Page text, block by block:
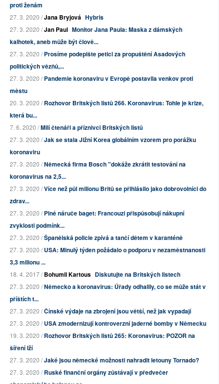
proti ženám
27. 3. 2020 /Jana Bryjová Hybris
27. 3. 2020 /Jan Paul Monitor Jana Paula: Maska z dámských
kalhotek, aneb může být člově...
27. 3. 2020 /Prosíme podepište petici za propuštění Asadových
politických vězňů,...
27. 3. 2020 /Pandemie koronaviru v Evropě postavila venkov proti
městu
20. 3. 2020 /Rozhovor Britských listů 266. Koronavirus: Tohle je krize,
která bu...
7. 6. 2020 /Milí čtenáři a příznivci Britských listů
27. 3. 2020 /Jak se stala Jižní Korea globálním vzorem pro porážku
koronaviru
27. 3. 2020 /Německá firma Bosch "dokáže zkrátit testování na
koronavirus na 2,5...
27. 3. 2020 /Více než půl milionu Britů se přihlásilo jako dobrovolníci do
zdrav...
27. 3. 2020 /Plné náruče baget: Francouzi přispůsobují nákupní
zvyklosti podmínk...
27. 3. 2020 /Španělská policie zpívá a tančí dětem v karanténě
27. 3. 2020 /USA: Minulý týden požádalo o podporu v nezaměstnanosti
3,3 milionu ...
18. 4. 2017 /Bohumil Kartous Diskutujte na Britských listech
27. 3. 2020 /Německo a koronavirus: Úřady odhalily, co se může stát v
příštích t...
27. 3. 2020 /Čínské výdaje na zbrojení jsou větší, než jak vypadají
27. 3. 2020 /USA zmodernizují kontroverzní jaderné bomby v Německu
19. 3. 2020 /Rozhovor Britských listů 265: Koronavirus: POZOR na
šíření lží
27. 3. 2020 /Jaké jsou německé možnosti nahradit letouny Tornado?
27. 3. 2020 /Ruské finanční orgány zůstávají v předvečer